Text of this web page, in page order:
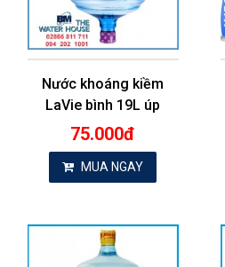
Nước khoáng kiềm
LaVie bình 19L úp
75.000đ
MUA NGAY